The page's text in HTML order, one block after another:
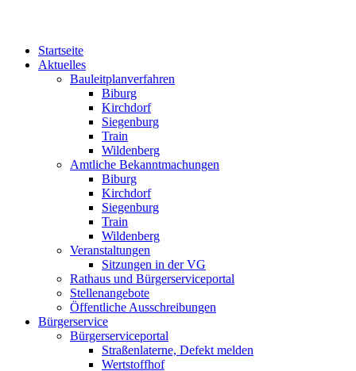
Startseite
Aktuelles
Bauleitplanverfahren
Biburg
Kirchdorf
Siegenburg
Train
Wildenberg
Amtliche Bekanntmachungen
Biburg
Kirchdorf
Siegenburg
Train
Wildenberg
Veranstaltungen
Sitzungen in der VG
Rathaus und Bürgerserviceportal
Stellenangebote
Öffentliche Ausschreibungen
Bürgerservice
Bürgerserviceportal
Straßenlaterne, Defekt melden
Wertstoffhof